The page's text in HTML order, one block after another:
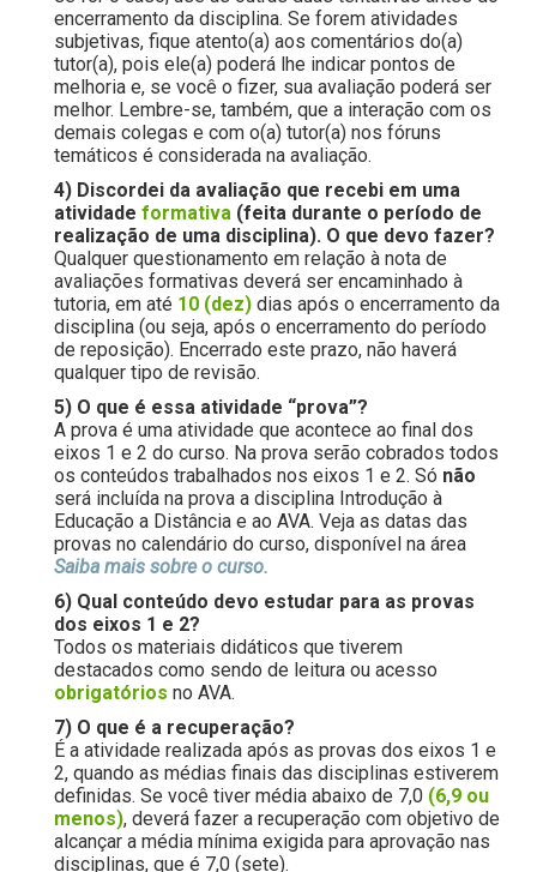
encerramento da disciplina. Se forem atividades
subjetivas, fique atento(a) aos comentários do(a)
tutor(a), pois ele(a) poderá lhe indicar pontos de
melhoria e, se você o fizer, sua avaliação poderá ser
melhor. Lembre-se, também, que a interação com os
demais colegas e com o(a) tutor(a) nos fóruns
temáticos é considerada na avaliação.
4) Discordei da avaliação que recebi em uma
atividade formativa (feita durante o período de
realização de uma disciplina). O que devo fazer?
Qualquer questionamento em relação à nota de
avaliações formativas deverá ser encaminhado à
tutoria, em até 10 (dez) dias após o encerramento da
disciplina (ou seja, após o encerramento do período
de reposição). Encerrado este prazo, não haverá
qualquer tipo de revisão.
5) O que é essa atividade “prova”?
A prova é uma atividade que acontece ao final dos
eixos 1 e 2 do curso. Na prova serão cobrados todos
os conteúdos trabalhados nos eixos 1 e 2. Só não
será incluída na prova a disciplina Introdução à
Educação a Distância e ao AVA. Veja as datas das
provas no calendário do curso, disponível na área
Saiba mais sobre o curso.
6) Qual conteúdo devo estudar para as provas
dos eixos 1 e 2?
Todos os materiais didáticos que tiverem
destacados como sendo de leitura ou acesso
obrigatórios no AVA.
7) O que é a recuperação?
É a atividade realizada após as provas dos eixos 1 e
2, quando as médias finais das disciplinas estiverem
definidas. Se você tiver média abaixo de 7,0 (6,9 ou
menos), deverá fazer a recuperação com objetivo de
alcançar a média mínima exigida para aprovação nas
disciplinas, que é 7,0 (sete).